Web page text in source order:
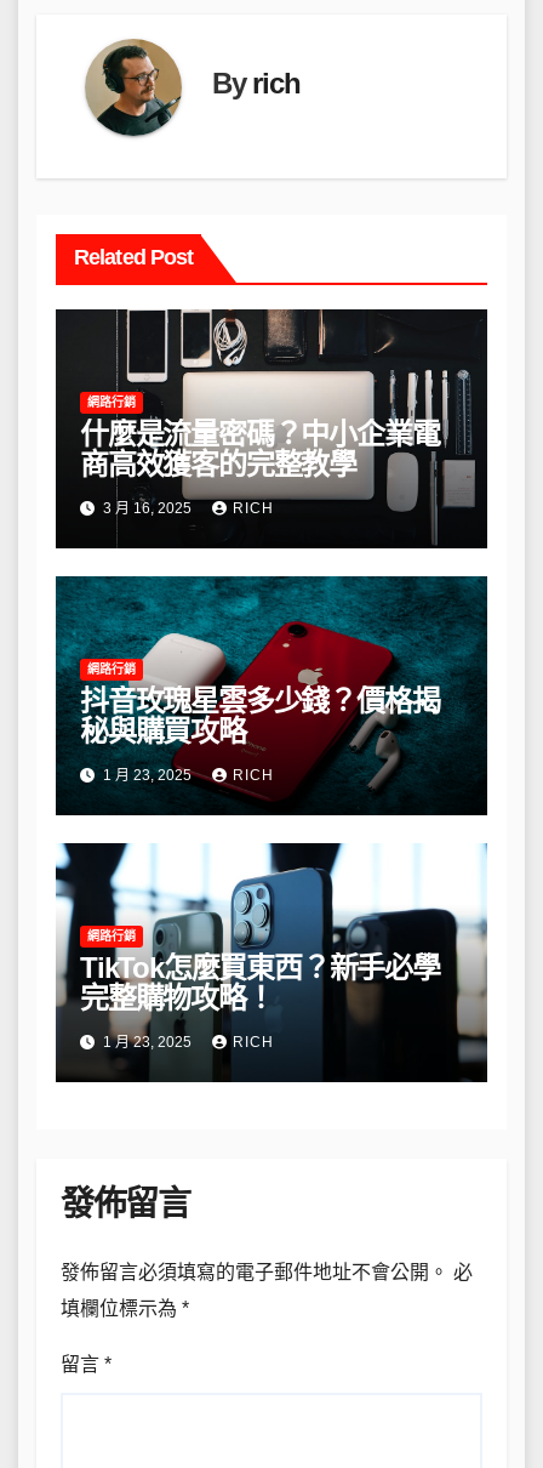
Byrich
Related Post
網路行銷
什麼是流量密碼？中小企業電
商高效獲客的完整教學
3 月 16, 2025 RICH
網路行銷
抖音玫瑰星雲多少錢？價格揭
秘與購買攻略
1 月 23, 2025 RICH
網路行銷
TikTok怎麼買東西？新手必學
完整購物攻略！
1 月 23, 2025 RICH
發佈留言
發佈留言必須填寫的電子郵件地址不會公開。 必
填欄位標示為 *
留言 *